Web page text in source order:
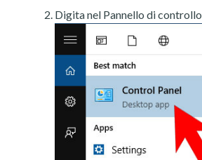
Digita nel Pannello di controllo.